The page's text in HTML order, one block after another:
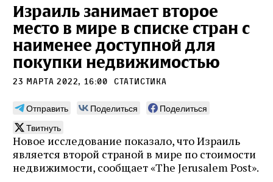
Израиль занимает второе
место в мире в списке стран с
наименее доступной для
покупки недвижимостью
23 марта 2022, 16:00 статистика
Отправить Поделиться
Поделиться
Твитнуть
Новое исследование показало, что Израиль
является второй страной в мире по стоимости
недвижимости, сообщает «The Jerusalem Post».